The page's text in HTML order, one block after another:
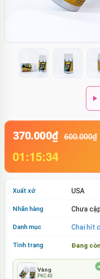
370.000₫ 600.000₫
01:15:34
Xuất xứ USA
Nhãn hàng Chưa
Danh mục Chai hít
Tình trạng Đang
Vàng
PKC40